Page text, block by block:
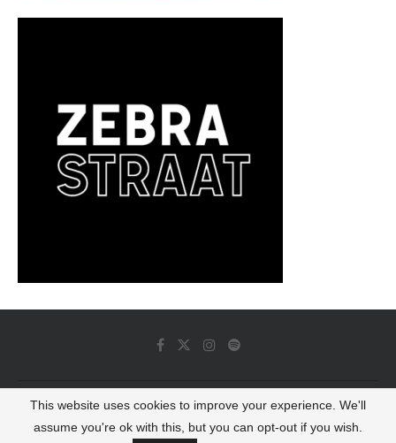
© 2022 - Luminous Dash All Rights Reserved
This website uses cookies to improve your experience. We'll
assume you're ok with this, but you can opt-out if you wish.